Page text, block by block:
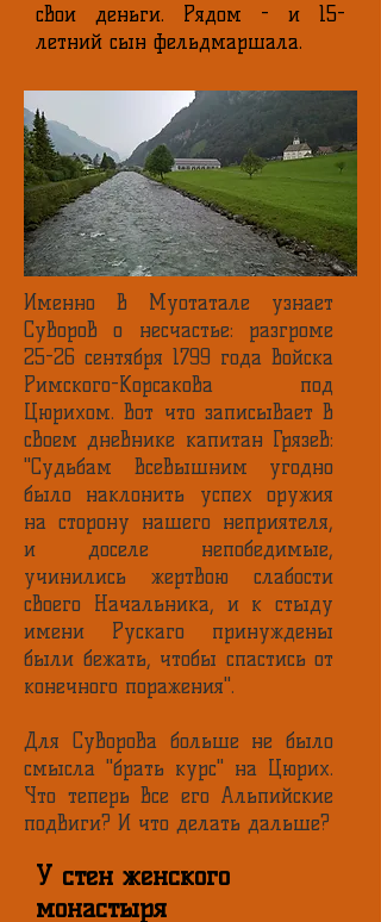
свои деньги. Рядом - и 15-
летний сын фельдмаршала.
Именно в Муотатале узнает
Суворов о несчастье: разгроме
25-26 сентября 1799 года войска
Римского-Корсакова под
Цюрихом. Вот что записывает в
своем дневнике капитан Грязев:
"Судьбам Всевышним угодно
было наклонить успех оружия
на сторону нашего неприятеля,
и доселе непобедимые,
учинились жертвою слабости
своего Начальника, и к стыду
имени Рускаго принуждены
были бежать, чтобы спастись от
конечного поражения".
Для Суворова больше не было
смысла "брать курс" на Цюрих.
Что теперь все его Альпийские
подвиги? И что делать дальше?
У стен женского
монастыря